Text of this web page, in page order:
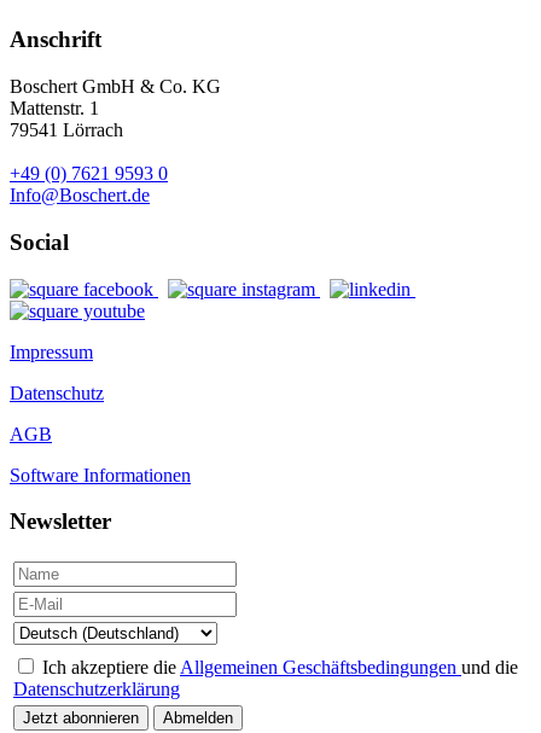
Anschrift
Boschert GmbH & Co. KG
Mattenstr. 1
79541 Lörrach
+49 (0) 7621 9593 0
Info@Boschert.de
Social
Impressum
Datenschutz
AGB
Software Informationen
Newsletter
Ich akzeptiere die Allgemeinen Geschäftsbedingungen und die
Datenschutzerklärung
Jetzt abonnieren Abmelden